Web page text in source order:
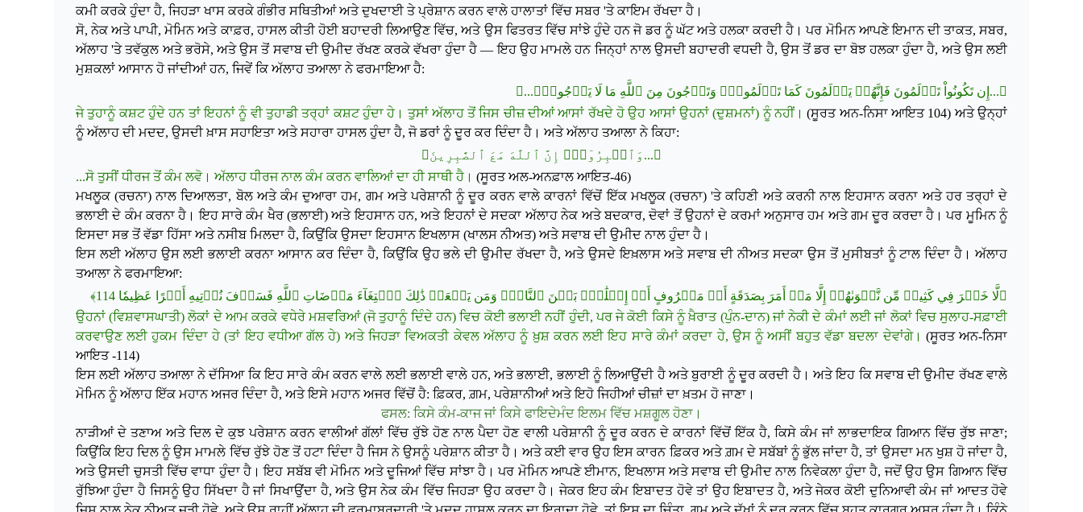
ਕਮੀ ਕਰਕੇ ਹੁੰਦਾ ਹੈ, ਜਿਹੜਾ ਖਾਸ ਕਰਕੇ ਗੰਭੀਰ ਸਥਿਤੀਆਂ ਅਤੇ ਦੁਖਦਾਈ ਤੇ ਪ੍ਰੇਸ਼ਾਨ ਕਰਨ ਵਾਲੇ ਹਾਲਾਤਾਂ ਵਿੱਚ ਸਬਰ 'ਤੇ ਕਾਇਮ ਰੱਖਦਾ ਹੈ।
ਸੋ, ਨੇਕ ਅਤੇ ਪਾਪੀ, ਮੋਮਿਨ ਅਤੇ ਕਾਫ਼ਰ, ਹਾਸਲ ਕੀਤੀ ਹੋਈ ਬਹਾਦਰੀ ਲਿਆਉਣ ਵਿੱਚ, ਅਤੇ ਉਸ ਫਿਤਰਤ ਵਿੱਚ ਸਾਂਝੇ ਹੁੰਦੇ ਹਨ ਜੋ ਡਰ ਨੂੰ ਘੱਟ ਅਤੇ ਹਲਕਾ ਕਰਦੀ ਹੈ। ਪਰ ਮੋਮਿਨ ਆਪਣੇ ਇਮਾਨ ਦੀ ਤਾਕਤ, ਸਬਰ,
ਅੱਲਾਹ 'ਤੇ ਤਵੱਕੁਲ ਅਤੇ ਭਰੋਸੇ, ਅਤੇ ਉਸ ਤੋਂ ਸਵਾਬ ਦੀ ਉਮੀਦ ਰੱਖਣ ਕਰਕੇ ਵੱਖਰਾ ਹੁੰਦਾ ਹੈ — ਇਹ ਉਹ ਮਾਮਲੇ ਹਨ ਜਿਨ੍ਹਾਂ ਨਾਲ ਉਸਦੀ ਬਹਾਦਰੀ ਵਧਦੀ ਹੈ, ਉਸ ਤੋਂ ਡਰ ਦਾ ਬੋਝ ਹਲਕਾ ਹੁੰਦਾ ਹੈ, ਅਤੇ ਉਸ ਲਈ
ਮੁਸ਼ਕਲਾਂ ਆਸਾਨ ਹੋ ਜਾਂਦੀਆਂ ਹਨ, ਜਿਵੇਂ ਕਿ ਅੱਲਾਹ ਤਆਲਾ ਨੇ ਫਰਮਾਇਆ ਹੈ:
﴿...إِن تَكُونُواْ تَأۡلَمُونَ فَإِنَّهُمۡ يَأۡلَمُونَ كَمَا تَأۡلَمُونَۖ وَتَرۡجُونَ مِنَ ٱللَّهِ مَا لَا يَرۡجُونَۗ...﴾
ਜੇ ਤੁਹਾਨੂੰ ਕਸ਼ਟ ਹੁੰਦੇ ਹਨ ਤਾਂ ਇਹਨਾਂ ਨੂੰ ਵੀ ਤੁਹਾਡੀ ਤਰ੍ਹਾਂ ਕਸ਼ਟ ਹੁੰਦਾ ਹੇ। ਤੁਸਾਂ ਅੱਲਾਹ ਤੋਂ ਜਿਸ ਚੀਜ਼ ਦੀਆਂ ਆਸਾਂ ਰੱਖਦੇ ਹੋ ਉਹ ਆਸਾਂ ਉਹਨਾਂ (ਦੁਸ਼ਮਨਾਂ) ਨੂੰ ਨਹੀਂ। (ਸੂਰਤ ਅਨ-ਨਿਸਾ ਆਇਤ 104) ਅਤੇ ਉਨ੍ਹਾਂ
ਨੂੰ ਅੱਲਾਹ ਦੀ ਮਦਦ, ਉਸਦੀ ਖ਼ਾਸ ਸਹਾਇਤਾ ਅਤੇ ਸਹਾਰਾ ਹਾਸਲ ਹੁੰਦਾ ਹੈ, ਜੋ ਡਰਾਂ ਨੂੰ ਦੂਰ ਕਰ ਦਿੰਦਾ ਹੈ। ਅਤੇ ਅੱਲਾਹ ਤਆਲਾ ਨੇ ਕਿਹਾ:
﴿...وَٱصۡبِرُوٓاْۚ إِنَّ ٱللَّهَ مَعَ ٱلصَّٰبِرِينَ﴾
...ਸੋ ਤੁਸੀਂ ਧੀਰਜ ਤੋਂ ਕੰਮ ਲਵੋ। ਅੱਲਾਹ ਧੀਰਜ ਨਾਲ ਕੰਮ ਕਰਨ ਵਾਲਿਆਂ ਦਾ ਹੀ ਸਾਥੀ ਹੈ। (ਸੂਰਤ ਅਲ-ਅਨਫ਼ਾਲ ਆਇਤ-46)
ਮਖਲੂਕ (ਰਚਨਾ) ਨਾਲ ਦਿਆਲਤਾ, ਬੋਲ ਅਤੇ ਕੰਮ ਦੁਆਰਾ ਹਮ, ਗਮ ਅਤੇ ਪਰੇਸ਼ਾਨੀ ਨੂੰ ਦੂਰ ਕਰਨ ਵਾਲੇ ਕਾਰਨਾਂ ਵਿੱਚੋਂ ਇੱਕ ਮਖਲੂਕ (ਰਚਨਾ) 'ਤੇ ਕਹਿਣੀ ਅਤੇ ਕਰਨੀ ਨਾਲ ਇਹਸਾਨ ਕਰਨਾ ਅਤੇ ਹਰ ਤਰ੍ਹਾਂ ਦੇ
ਭਲਾਈ ਦੇ ਕੰਮ ਕਰਨਾ ਹੈ। ਇਹ ਸਾਰੇ ਕੰਮ ਖੈਰ (ਭਲਾਈ) ਅਤੇ ਇਹਸਾਨ ਹਨ, ਅਤੇ ਇਹਨਾਂ ਦੇ ਸਦਕਾ ਅੱਲਾਹ ਨੇਕ ਅਤੇ ਬਦਕਾਰ, ਦੋਵਾਂ ਤੋਂ ਉਹਨਾਂ ਦੇ ਕਰਮਾਂ ਅਨੁਸਾਰ ਹਮ ਅਤੇ ਗਮ ਦੂਰ ਕਰਦਾ ਹੈ। ਪਰ ਮੂਮਿਨ ਨੂੰ
ਇਸਦਾ ਸਭ ਤੋਂ ਵੱਡਾ ਹਿੱਸਾ ਅਤੇ ਨਸੀਬ ਮਿਲਦਾ ਹੈ, ਕਿਉਂਕਿ ਉਸਦਾ ਇਹਸਾਨ ਇਖਲਾਸ (ਖਾਲਸ ਨੀਅਤ) ਅਤੇ ਸਵਾਬ ਦੀ ਉਮੀਦ ਨਾਲ ਹੁੰਦਾ ਹੈ।
ਇਸ ਲਈ ਅੱਲਾਹ ਉਸ ਲਈ ਭਲਾਈ ਕਰਨਾ ਆਸਾਨ ਕਰ ਦਿੰਦਾ ਹੈ, ਕਿਉਂਕਿ ਉਹ ਭਲੇ ਦੀ ਉਮੀਦ ਰੱਖਦਾ ਹੈ, ਅਤੇ ਉਸਦੇ ਇਖ਼ਲਾਸ ਅਤੇ ਸਵਾਬ ਦੀ ਨੀਅਤ ਸਦਕਾ ਉਸ ਤੋਂ ਮੁਸੀਬਤਾਂ ਨੂੰ ਟਾਲ ਦਿੰਦਾ ਹੈ। ਅੱਲਾਹ
ਤਆਲਾ ਨੇ ਫਰਮਾਇਆ:
﴿لَّا خَيۡرَ فِي كَثِيرٖ مِّن نَّجۡوَىٰهُمۡ إِلَّا مَنۡ أَمَرَ بِصَدَقَةٍ أَوۡ مَعۡرُوفٍ أَوۡ إِصۡلَٰحِۭ بَيۡنَ ٱلنَّاسِۚ وَمَن يَفۡعَلۡ ذَٰلِكَ ٱبۡتِغَآءَ مَرۡضَاتِ ٱللَّهِ فَسَوۡفَ نُؤۡتِيهِ أَجۡرًا عَظِيمٗا 114﴾
ਉਹਨਾਂ (ਵਿਸ਼ਵਾਸਘਾਤੀ) ਲੋਕਾਂ ਦੇ ਆਮ ਕਰਕੇ ਵਧੇਰੇ ਮਸ਼ਵਰਿਆਂ (ਜੋ ਤੁਹਾਨੂੰ ਦਿੰਦੇ ਹਨ) ਵਿਚ ਕੋਈ ਭਲਾਈ ਨਹੀਂ ਹੁੰਦੀ,ਪਰ ਜੇ ਕੋਈ ਕਿਸੇ ਨੂੰ ਖ਼ੈਰਾਤ (ਪੁੰਨ-ਦਾਨ) ਜਾਂ ਨੇਕੀ ਦੇ ਕੰਮਾਂ ਲਈ ਜਾਂ ਲੋਕਾਂ ਵਿਚ ਸੁਲਾਹ-ਸਫ਼ਾਈ
ਕਰਵਾਉਣ ਲਈ ਹੁਕਮ ਦਿੰਦਾ ਹੇ (ਤਾਂ ਇਹ ਵਧੀਆ ਗੱਲ ਹੇ) ਅਤੇ ਜਿਹੜਾ ਵਿਅਕਤੀ ਕੇਵਲ ਅੱਲਾਹ ਨੂੰ ਖ਼ੁਸ਼ ਕਰਨ ਲਈ ਇਹ ਸਾਰੇ ਕੰਮਾਂ ਕਰਦਾ ਹੇ, ਉਸ ਨੂੰ ਅਸੀਂ ਬਹੁਤ ਵੱਡਾ ਬਦਲਾ ਦੇਵਾਂਗੇ। (ਸੂਰਤ ਅਨ-ਨਿਸਾ
ਆਇਤ -114)
ਇਸ ਲਈ ਅੱਲਾਹ ਤਆਲਾ ਨੇ ਦੱਸਿਆ ਕਿ ਇਹ ਸਾਰੇ ਕੰਮ ਕਰਨ ਵਾਲੇ ਲਈ ਭਲਾਈ ਵਾਲੇ ਹਨ, ਅਤੇ ਭਲਾਈ, ਭਲਾਈ ਨੂੰ ਲਿਆਉਂਦੀ ਹੈ ਅਤੇ ਬੁਰਾਈ ਨੂੰ ਦੂਰ ਕਰਦੀ ਹੈ। ਅਤੇ ਇਹ ਕਿ ਸਵਾਬ ਦੀ ਉਮੀਦ ਰੱਖਣ ਵਾਲੇ
ਮੋਮਿਨ ਨੂੰ ਅੱਲਾਹ ਇੱਕ ਮਹਾਨ ਅਜਰ ਦਿੰਦਾ ਹੈ, ਅਤੇ ਇਸੇ ਮਹਾਨ ਅਜਰ ਵਿੱਚੋਂ ਹੈ: ਫ਼ਿਕਰ, ਗ਼ਮ, ਪਰੇਸ਼ਾਨੀਆਂ ਅਤੇ ਇਹੋ ਜਿਹੀਆਂ ਚੀਜ਼ਾਂ ਦਾ ਖ਼ਤਮ ਹੋ ਜਾਣਾ।
ਫਸਲ: ਕਿਸੇ ਕੰਮ-ਕਾਜ ਜਾਂ ਕਿਸੇ ਫਾਇਦੇਮੰਦ ਇਲਮ ਵਿੱਚ ਮਸ਼ਗੂਲ ਹੋਣਾ।
ਨਾੜੀਆਂ ਦੇ ਤਣਾਅ ਅਤੇ ਦਿਲ ਦੇ ਕੁਝ ਪਰੇਸ਼ਾਨ ਕਰਨ ਵਾਲੀਆਂ ਗੱਲਾਂ ਵਿੱਚ ਰੁੱਝੇ ਹੋਣ ਨਾਲ ਪੈਦਾ ਹੋਣ ਵਾਲੀ ਪਰੇਸ਼ਾਨੀ ਨੂੰ ਦੂਰ ਕਰਨ ਦੇ ਕਾਰਨਾਂ ਵਿੱਚੋਂ ਇੱਕ ਹੈ, ਕਿਸੇ ਕੰਮ ਜਾਂ ਲਾਭਦਾਇਕ ਗਿਆਨ ਵਿੱਚ ਰੁੱਝ ਜਾਣਾ;
ਕਿਉਂਕਿ ਇਹ ਦਿਲ ਨੂੰ ਉਸ ਮਾਮਲੇ ਵਿੱਚ ਰੁੱਝੇ ਹੋਣ ਤੋਂ ਹਟਾ ਦਿੰਦਾ ਹੈ ਜਿਸ ਨੇ ਉਸਨੂੰ ਪਰੇਸ਼ਾਨ ਕੀਤਾ ਹੈ। ਅਤੇ ਕਈ ਵਾਰ ਉਹ ਇਸ ਕਾਰਨ ਫ਼ਿਕਰ ਅਤੇ ਗ਼ਮ ਦੇ ਸਬੱਬਾਂ ਨੂੰ ਭੁੱਲ ਜਾਂਦਾ ਹੈ, ਤਾਂ ਉਸਦਾ ਮਨ ਖੁਸ਼ ਹੋ ਜਾਂਦਾ ਹੈ,
ਅਤੇ ਉਸਦੀ ਚੁਸਤੀ ਵਿੱਚ ਵਾਧਾ ਹੁੰਦਾ ਹੈ। ਇਹ ਸਬੱਬ ਵੀ ਮੋਮਿਨ ਅਤੇ ਦੂਜਿਆਂ ਵਿੱਚ ਸਾਂਝਾ ਹੈ। ਪਰ ਮੋਮਿਨ ਆਪਣੇ ਈਮਾਨ, ਇਖਲਾਸ ਅਤੇ ਸਵਾਬ ਦੀ ਉਮੀਦ ਨਾਲ ਨਿਵੇਕਲਾ ਹੁੰਦਾ ਹੈ, ਜਦੋਂ ਉਹਉਸ ਗਿਆਨ ਵਿੱਚ
ਰੁੱਝਿਆ ਹੁੰਦਾ ਹੈ ਜਿਸਨੂੰ ਉਹ ਸਿੱਖਦਾ ਹੈ ਜਾਂ ਸਿਖਾਉਂਦਾ ਹੈ, ਅਤੇ ਉਸ ਨੇਕ ਕੰਮ ਵਿੱਚ ਜਿਹੜਾ ਉਹ ਕਰਦਾ ਹੈ। ਜੇਕਰ ਇਹ ਕੰਮ ਇਬਾਦਤ ਹੋਵੇ ਤਾਂ ਉਹ ਇਬਾਦਤ ਹੈ, ਅਤੇ ਜੇਕਰ ਕੋਈ ਦੁਨਿਆਵੀ ਕੰਮ ਜਾਂ ਆਦਤ ਹੋਵੇ